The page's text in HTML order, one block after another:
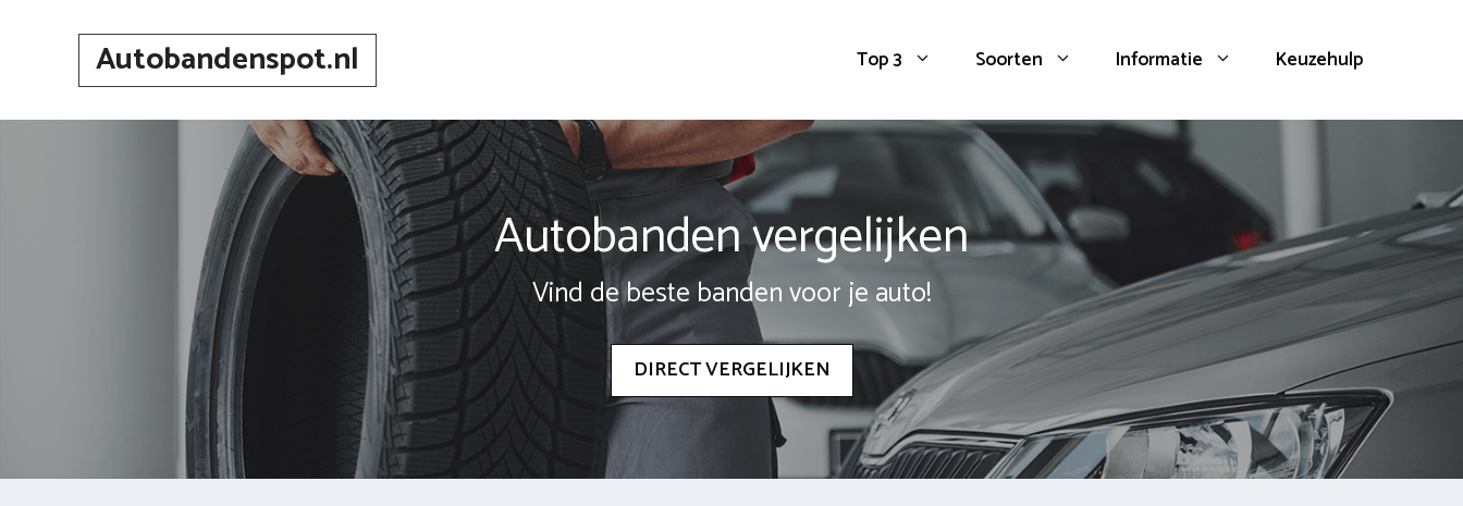
Autobandenspot.nl Top 3 Soorten Informatie Keuzehulp
Autobanden vergelijken
Vind de beste banden voor je auto!
DIRECT VERGELIJKEN